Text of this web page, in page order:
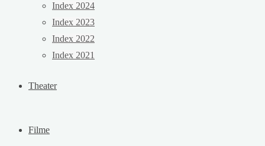
Index 2024
Index 2023
Index 2022
Index 2021
Theater
Filme